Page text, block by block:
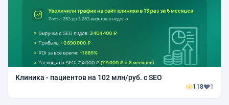
Клиника - пациентов на 102 млн/руб. с SEO
118 1